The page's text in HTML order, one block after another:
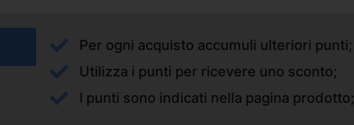
Per ogni acquisto accumuli ulteriori punti;
Utilizza i punti per ricevere uno sconto;
I punti sono indicati nella pagina prodotto;